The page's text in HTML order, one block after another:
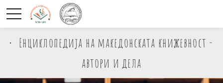
Енциклопедија на македонската книжевност -
автори и дела